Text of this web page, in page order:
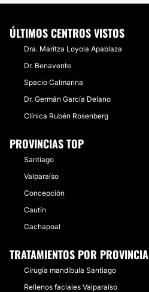
ÚLTIMOS CENTROS VISTOS
Dra. Maritza Loyola Apablaza
Dr. Benavente
Spacio Calmarina
Dr. Germán García Delano
Clínica Rubén Rosenberg
PROVINCIAS TOP
Santiago
Valparaíso
Concepción
Cautín
Cachapoal
TRATAMIENTOS POR PROVINCIA
Cirugía mandíbula Santiago
Rellenos faciales Valparaíso